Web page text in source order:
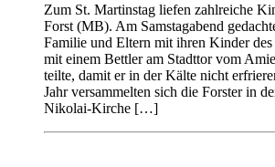
Zum St. Martinstag liefen zahlreiche
Forst (MB). Am Samstagabend
Familie und Eltern mit ihren Kinder
mit einem Bettler am Stadttor vom
teilte, damit er in der Kälte nicht
Jahr versammelten sich die Forster in
Nikolai-Kirche […]